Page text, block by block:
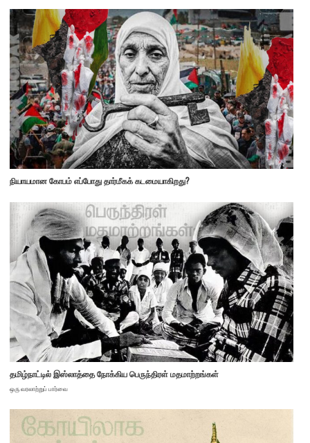
நியாயமான கோபம் எப்போது தார்மீகக் கடமையாகிறது?
தமிழ்நாட்டில் இஸ்லாத்தை நோக்கிய பெருந்திரள் மதமாற்றங்கள்
ஒரு வரலாற்றுப் பார்வை